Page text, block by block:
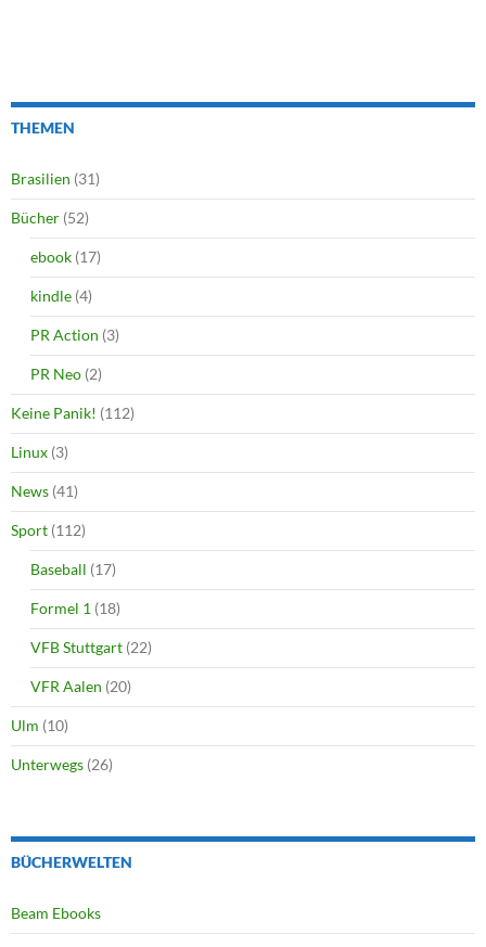
THEMEN
Brasilien (31)
Bücher (52)
ebook (17)
kindle (4)
PR Action (3)
PR Neo (2)
Keine Panik! (112)
Linux (3)
News (41)
Sport (112)
Baseball (17)
Formel 1 (18)
VFB Stuttgart (22)
VFR Aalen (20)
Ulm (10)
Unterwegs (26)
BÜCHERWELTEN
Beam Ebooks